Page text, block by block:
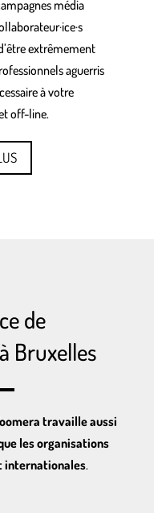
média
extrêmement
aguerris
à votre
off-line.
de
Bruxelles
travaille aussi
les organisations
internationales.